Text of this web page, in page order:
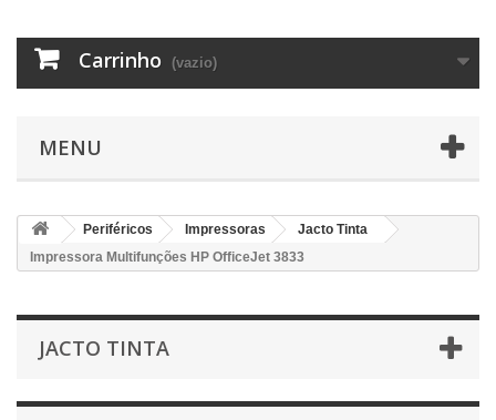
Carrinho (vazio)
MENU
Periféricos Impressoras
Jacto Tinta
Impressora Multifunções HP OfficeJet 3833
JACTO TINTA